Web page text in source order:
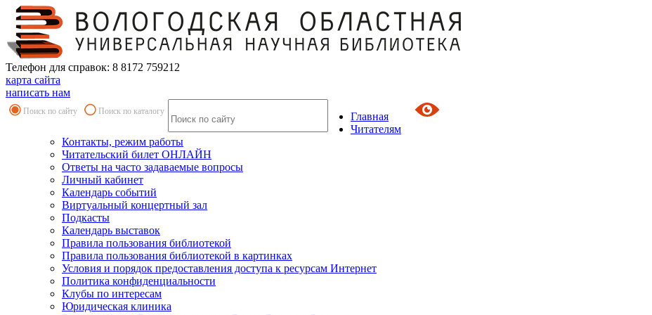
Телефон для справок: 8 8172 759212
карта сайта
написать нам
Поиск по сайту Поиск по каталогу
Главная
Читателям
Контакты, режим работы
Читательский билет ОНЛАЙН
Ответы на часто задаваемые вопросы
Личный кабинет
Календарь событий
Виртуальный концертный зал
Подкасты
Календарь выставок
Правила пользования библиотекой
Правила пользования библиотекой в картинках
Условия и порядок предоставления доступа к ресурсам Интернет
Политика конфиденциальности
Клубы по интересам
Юридическая клиника